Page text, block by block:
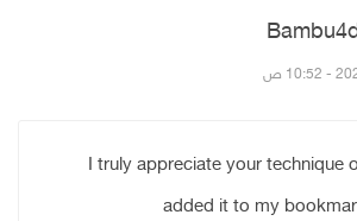
I truly appreciate your technique
added it to my